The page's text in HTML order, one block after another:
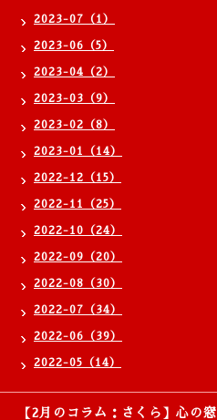
2023-07（1）
2023-06（5）
2023-04（2）
2023-03（9）
2023-02（8）
2023-01（14）
2022-12（15）
2022-11（25）
2022-10（24）
2022-09（20）
2022-08（30）
2022-07（34）
2022-06（39）
2022-05（14）
【2月のコラム：さくら】心の窓